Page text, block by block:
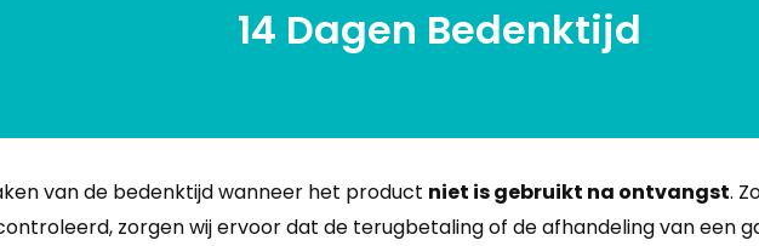
14 Dagen Bedenktijd
van de bedenktijd wanneer het product niet is gebruikt na ontvangst.
zorgen wij ervoor dat de terugbetaling of de afhandeling van een